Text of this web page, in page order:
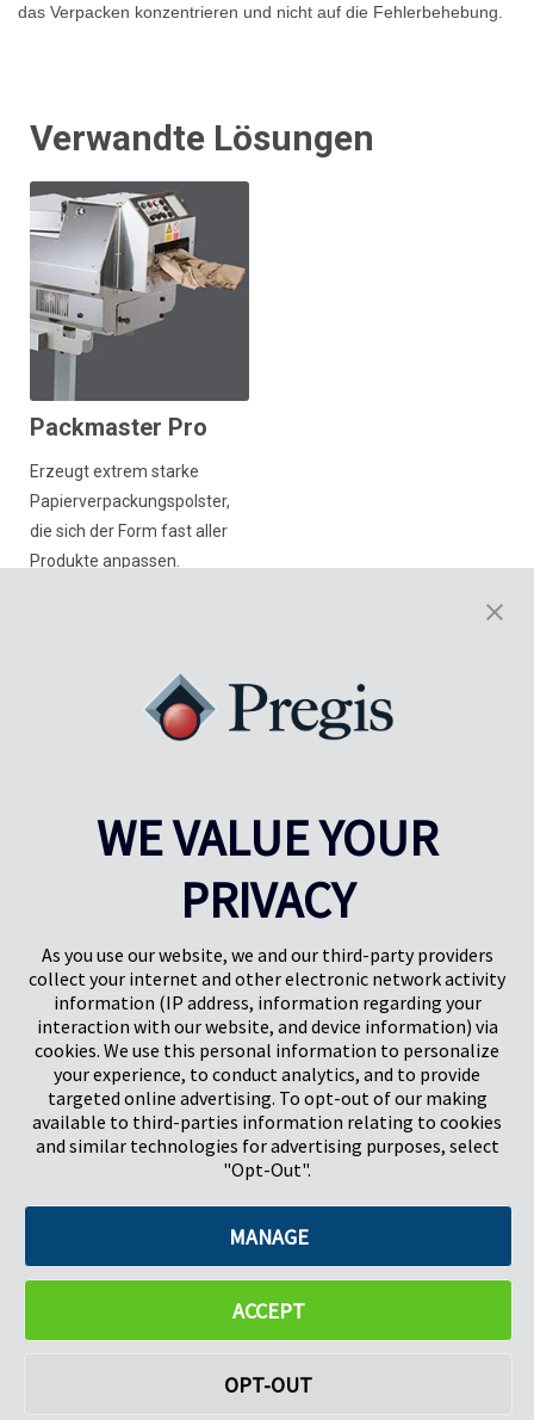
das Verpacken konzentrieren und nicht auf die Fehlerbehebung.
Verwandte Lösungen
Packmaster Pro
Erzeugt extrem starke
Papierverpackungspolster,
die sich der Form fast aller
Produkte anpassen.
Herts, UK
SG1 2DG
Pregis IQ-Zentrum
Park Forum 1053
Niederlande
Pregis GmbH
Rheinpromenade 13
40789 Monheim am Rhein
Deutschland
Geschäftsführer: K. J. Baudhuin, D. K. LaVanWay, L. Darnell
©2026 Pregis LLC. Alle Rechte vorbehalten.
WE VALUE YOUR
PRIVACY
As you use our website, we and our third-party providers
collect your internet and other electronic network activity
information (IP address, information regarding your
interaction with our website, and device information) via
cookies. We use this personal information to personalize
your experience, to conduct analytics, and to provide
targeted online advertising. To opt-out of our making
available to third-parties information relating to cookies
and similar technologies for advertising purposes, select
"Opt-Out".
MANAGE
ACCEPT
OPT-OUT